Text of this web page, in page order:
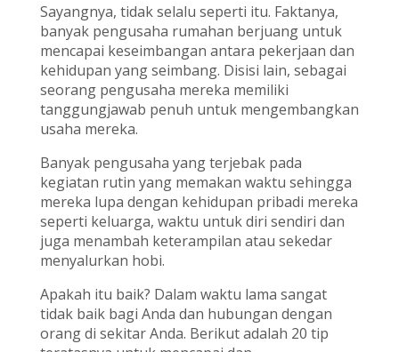
Sayangnya, tidak selalu seperti itu. Faktanya,
banyak pengusaha rumahan berjuang untuk
mencapai keseimbangan antara pekerjaan dan
kehidupan yang seimbang. Disisi lain, sebagai
seorang pengusaha mereka memiliki
tanggungjawab penuh untuk mengembangkan
usaha mereka.
Banyak pengusaha yang terjebak pada
kegiatan rutin yang memakan waktu sehingga
mereka lupa dengan kehidupan pribadi mereka
seperti keluarga, waktu untuk diri sendiri dan
juga menambah keterampilan atau sekedar
menyalurkan hobi.
Apakah itu baik? Dalam waktu lama sangat
tidak baik bagi Anda dan hubungan dengan
orang di sekitar Anda. Berikut adalah 20 tip